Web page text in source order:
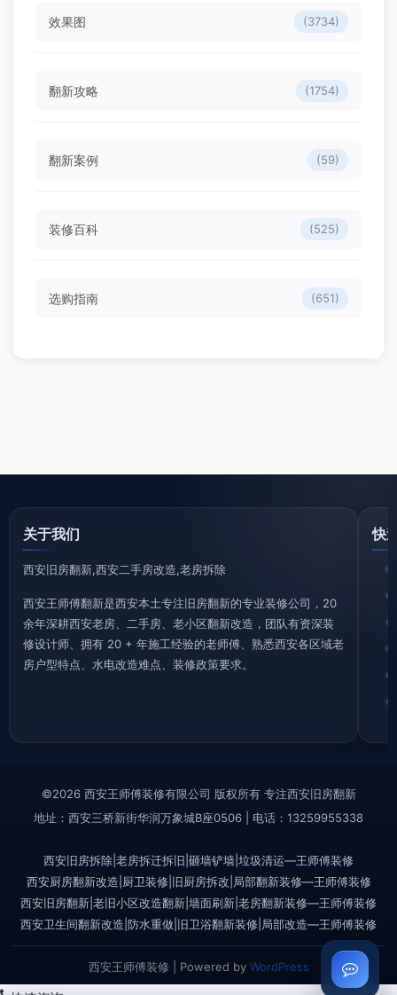
效果图 (3734)
翻新攻略 (1754)
翻新案例 (59)
装修百科 (525)
选购指南 (651)
关于我们
西安旧房翻新,西安二手房改造,老房拆除
西安王师傅翻新是西安本土专注旧房翻新的专业装修公司，20
余年深耕西安老房、二手房、老小区翻新改造，团队有资深装
修设计师、拥有 20 + 年施工经验的老师傅、熟悉西安各区域老
房户型特点、水电改造难点、装修政策要求。
快
©2026 西安王师傅装修有限公司 版权所有 专注西安旧房翻新
地址：西安三桥新街华润万象城B座0506 | 电话：13259955338
西安旧房拆除|老房拆迁拆旧|砸墙铲墙|垃圾清运—王师傅装修
西安厨房翻新改造|厨卫装修|旧厨房拆改|局部翻新装修—王师傅装修
西安旧房翻新|老旧小区改造翻新|墙面刷新|老房翻新装修—王师傅装修
西安卫生间翻新改造|防水重做|旧卫浴翻新装修|局部改造—王师傅装修
西安王师傅装修 | Powered by WordPress